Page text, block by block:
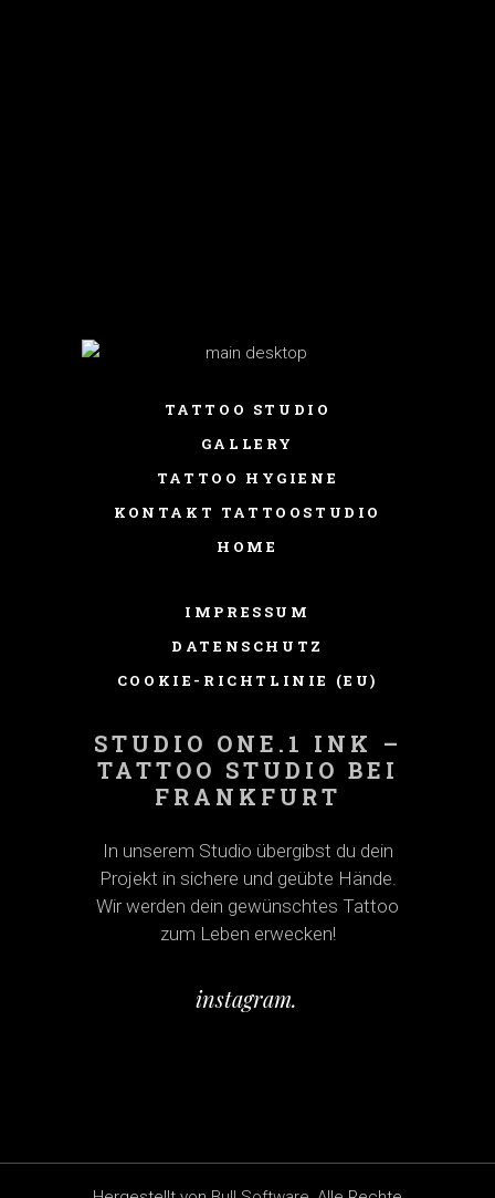
TATTOO STUDIO
GALLERY
TATTOO HYGIENE
KONTAKT TATTOOSTUDIO
HOME
IMPRESSUM
DATENSCHUTZ
COOKIE-RICHTLINIE (EU)
STUDIO ONE.1 INK –
TATTOO STUDIO BEI
FRANKFURT
In unserem Studio übergibst du dein
Projekt in sichere und geübte Hände.
Wir werden dein gewünschtes Tattoo
zum Leben erwecken!
instagram.